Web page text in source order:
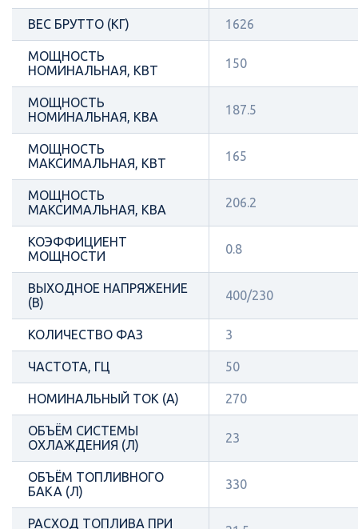
ВЕС БРУТТО (КГ) 1626
МОЩНОСТЬ
НОМИНАЛЬНАЯ, КВТ
150
МОЩНОСТЬ
НОМИНАЛЬНАЯ, КВА
187.5
МОЩНОСТЬ
МАКСИМАЛЬНАЯ, КВТ
165
МОЩНОСТЬ
МАКСИМАЛЬНАЯ, КВА
206.2
КОЭФФИЦИЕНТ
МОЩНОСТИ
0.8
ВЫХОДНОЕ НАПРЯЖЕНИЕ
(В)
400/230
КОЛИЧЕСТВО ФАЗ 3
ЧАСТОТА, ГЦ 50
НОМИНАЛЬНЫЙ ТОК (А) 270
ОБЪЁМ СИСТЕМЫ
ОХЛАЖДЕНИЯ (Л)
23
ОБЪЁМ ТОПЛИВНОГО
БАКА (Л)
330
РАСХОД ТОПЛИВА ПРИ